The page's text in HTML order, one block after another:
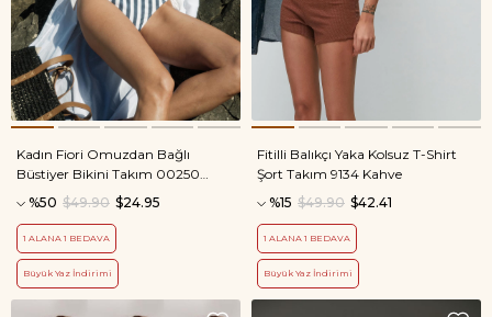
Kadın Fiori Omuzdan Bağlı
Büstiyer Bikini Takım 00250
Beyaz
%50 $24.95
$49.90
1 ALANA 1 BEDAVA
Büyük Yaz İndirimi
Fitilli Balıkçı Yaka Kolsuz T-Shirt
Şort Takım 9134 Kahve
%15
$42.41
$49.90
1 ALANA 1 BEDAVA
Büyük Yaz İndirimi